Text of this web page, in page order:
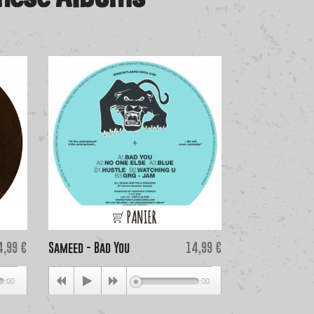
€
PANIER
Sameed - Bad You Price
14,99 €
00:00